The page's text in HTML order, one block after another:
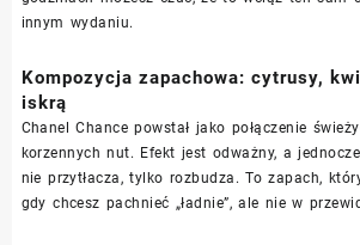
innym wydaniu.
Kompozycja zapachowa: cytrusy,
iskrą
Chanel Chance powstał jako połączenie
korzennych nut. Efekt jest odważny, a
nie przytłacza, tylko rozbudza. To zapach,
gdy chcesz pachnieć „ładnie”, ale nie w